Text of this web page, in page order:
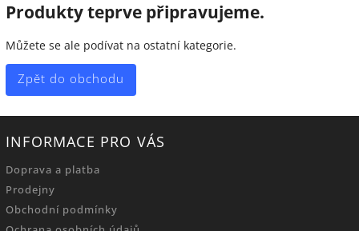
Produkty teprve připravujeme.
Můžete se ale podívat na ostatní kategorie.
Zpět do obchodu
INFORMACE PRO VÁS
Doprava a platba
Prodejny
Obchodní podmínky